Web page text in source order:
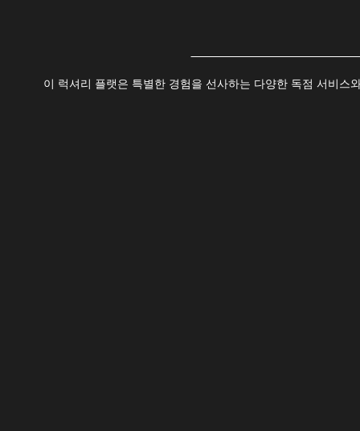
이 럭셔리 플랫은 특별한 경험을 선사하는 다양한 독점 서비스